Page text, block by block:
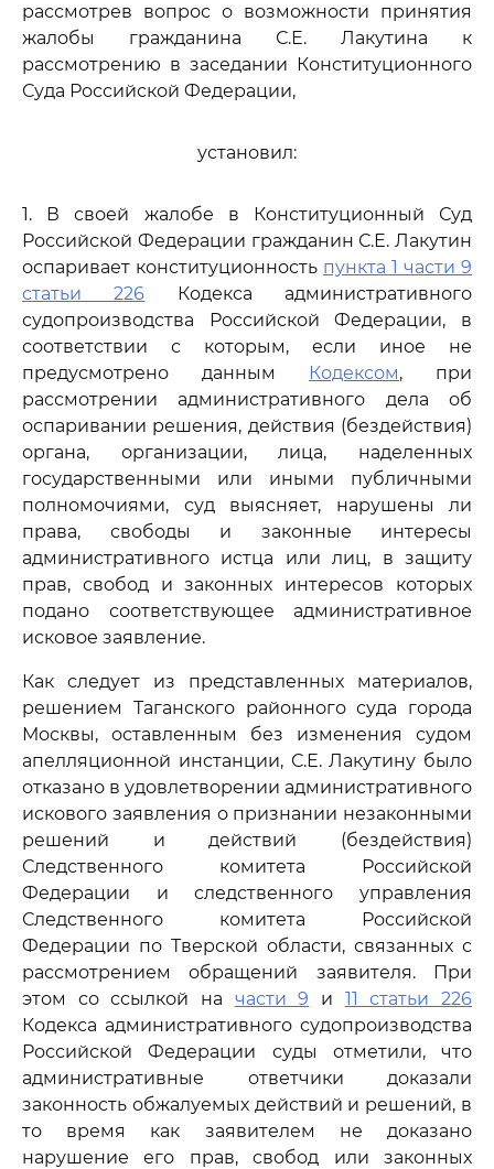
рассмотрев вопрос о возможности принятия
жалобы гражданина С.Е. Лакутина к
рассмотрению в заседании Конституционного
Суда Российской Федерации,
установил:
1. В своей жалобе в Конституционный Суд
Российской Федерации гражданин С.Е. Лакутин
оспаривает конституционность пункта 1 части 9
статьи 226 Кодекса административного
судопроизводства Российской Федерации, в
соответствии с которым, если иное не
предусмотрено данным
Кодексом, при
рассмотрении административного дела об
оспаривании решения, действия (бездействия)
органа, организации, лица, наделенных
государственными или иными публичными
полномочиями, суд выясняет, нарушены ли
права, свободы и законные интересы
административного истца или лиц, в защиту
прав, свобод и законных интересов которых
подано соответствующее административное
исковое заявление.
Как следует из представленных материалов,
решением Таганского районного суда города
Москвы, оставленным без изменения судом
апелляционной инстанции, С.Е. Лакутину было
отказано в удовлетворении административного
искового заявления о признании незаконными
решений и действий (бездействия)
Следственного комитета Российской
Федерации и следственного управления
Следственного комитета Российской
Федерации по Тверской области, связанных с
рассмотрением обращений заявителя. При
этом со ссылкой на части 9 и 11 статьи 226
Кодекса административного судопроизводства
Российской Федерации суды отметили, что
административные ответчики доказали
законность обжалуемых действий и решений, в
то время как заявителем не доказано
нарушение его прав, свобод или законных